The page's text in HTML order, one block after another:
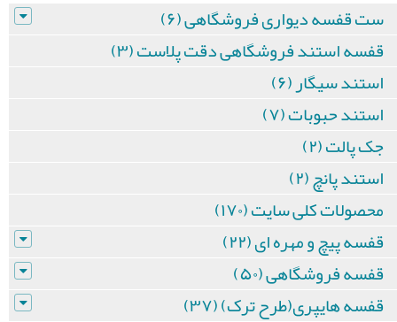
ست قفسه دیواری فروشگاهی (۶)
قفسه استند فروشگاهی دقت پلاست (۳)
استند سیگار (۶)
استند حبوبات (۷)
جک پالت (۲)
استند پانچ (۲)
محصولات کلی سایت (۱۷۰)
قفسه پیچ و مهره ای (۲۲)
قفسه فروشگاهی (۵۰)
قفسه هایپری(طرح ترک) (۳۷)